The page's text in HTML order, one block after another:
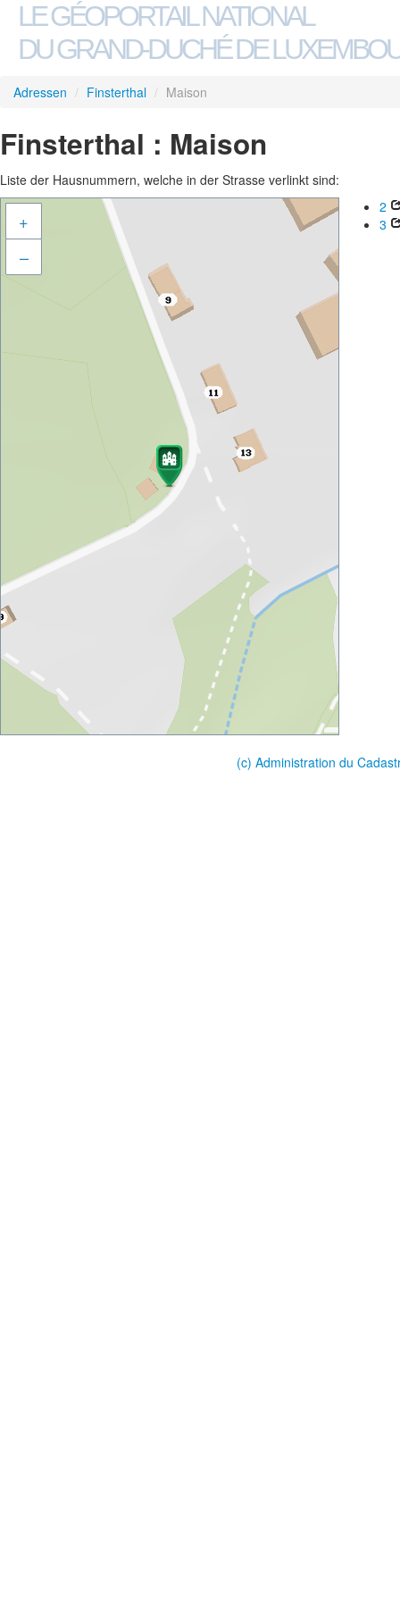
LE GÉOPORTAIL NATIONAL
DU GRAND-DUCHÉ DE
Adressen / Finsterthal / Maison
Finsterthal : Maison
Liste der Hausnummern, welche in der Strasse verlinkt sind:
+
–
2
3
(c) Administration du